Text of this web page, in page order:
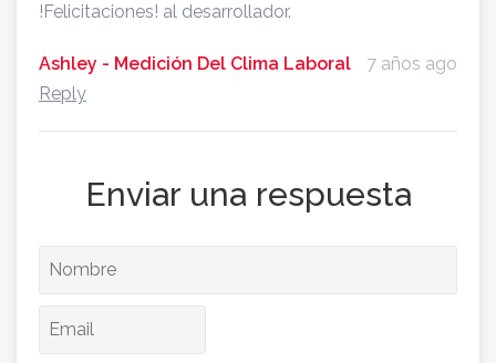
!Felicitaciones! al desarrollador.
Ashley - Medición Del Clima Laboral
7 años ago
Reply
Enviar una respuesta